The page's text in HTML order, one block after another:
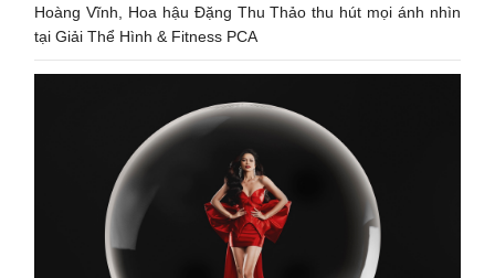
Hoàng Vĩnh, Hoa hậu Đặng Thu Thảo thu hút mọi ánh nhìn
tại Giải Thể Hình & Fitness PCA